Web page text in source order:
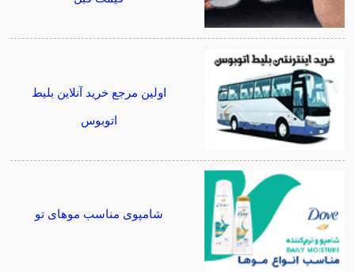
اولین مرجع خرید آنلاین بلیط
اتوبوس
شامپوی مناسب موهای تو